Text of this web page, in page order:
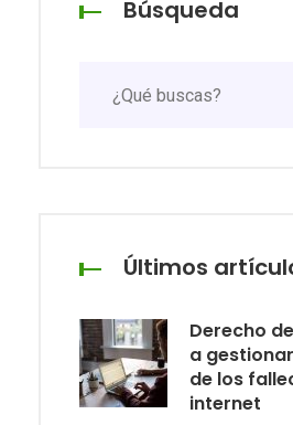
Búsqueda
Últimos
Derecho
a
de los
internet